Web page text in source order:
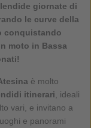
giornate di
le curve della
conquistando
moto in Bassa
è molto
itinerari , ideali
vari, e invitano a
e panorami